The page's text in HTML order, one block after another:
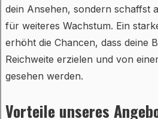
dein Ansehen, sondern schaffst
für weiteres Wachstum. Ein
erhöht die Chancen, dass deine
Reichweite erzielen und von
gesehen werden.
Vorteile unseres